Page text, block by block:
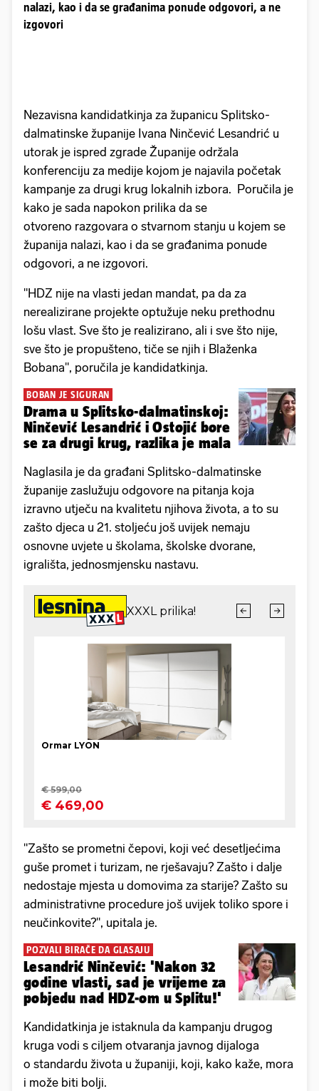
nalazi, kao i da se građanima ponude odgovori, a ne
izgovori
Nezavisna kandidatkinja za županicu Splitsko-
dalmatinske županije Ivana Ninčević Lesandrić u
utorak je ispred zgrade Županije održala
konferenciju za medije kojom je najavila početak
kampanje za drugi krug lokalnih izbora. Poručila je
kako je sada napokon prilika da se
otvoreno razgovara o stvarnom stanju u kojem se
županija nalazi, kao i da se građanima ponude
odgovori, a ne izgovori.
"HDZ nije na vlasti jedan mandat, pa da za
nerealizirane projekte optužuje neku prethodnu
lošu vlast. Sve što je realizirano, ali i sve što nije,
sve što je propušteno, tiče se njih i Blaženka
Bobana", poručila je kandidatkinja.
BOBAN JE SIGURAN
Drama u Splitsko-dalmatinskoj:
Ninčević Lesandrić i Ostojić bore
se za drugi krug, razlika je mala
Naglasila je da građani Splitsko-dalmatinske
županije zaslužuju odgovore na pitanja koja
izravno utječu na kvalitetu njihova života, a to su
zašto djeca u 21. stoljeću još uvijek nemaju
osnovne uvjete u školama, školske dvorane,
igrališta, jednosmjensku nastavu.
"Zašto se prometni čepovi, koji već desetljećima
guše promet i turizam, ne rješavaju? Zašto i dalje
nedostaje mjesta u domovima za starije? Zašto su
administrativne procedure još uvijek toliko spore i
neučinkovite?", upitala je.
POZVALI BIRAČE DA GLASAJU
Lesandrić Ninčević: 'Nakon 32
godine vlasti, sad je vrijeme za
pobjedu nad HDZ-om u Splitu!'
Kandidatkinja je istaknula da kampanju drugog
kruga vodi s ciljem otvaranja javnog dijaloga
o standardu života u županiji, koji, kako kaže, mora
i može biti bolji.